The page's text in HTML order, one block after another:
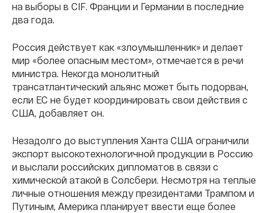
на выборы в CIF. Франции и Германии в последние
два года.
Россия действует как «злоумышленник» и делает
мир «более опасным местом», отмечается в речи
министра. Некогда монолитный
трансатлантический альянс может быть подорван,
если ЕС не будет координировать свои действия с
США, добавляет он.
Незадолго до выступления Ханта США ограничили
экспорт высокотехнологичной продукции в Россию
и выслали российских дипломатов в связи с
химической атакой в Солсбери. Несмотря на теплые
личные отношения между президентами Трампом и
Путиным, Америка планирует ввести еще более